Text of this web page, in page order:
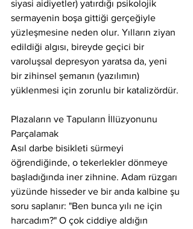
siyasi aidiyetler) yatırdığı psikolojik
sermayenin boşa gittiği gerçeğiyle
yüzleşmesine neden olur. Yılların ziyan
edildiği algısı, bireyde geçici bir
varoluşsal depresyon yaratsa da, yeni
bir zihinsel şemanın (yazılımın)
yüklenmesi için zorunlu bir katalizördür.
Plazaların ve Tapuların İllüzyonunu
Parçalamak
Asıl darbe bisikleti sürmeyi
öğrendiğinde, o tekerlekler dönmeye
başladığında iner zihnine. Adam rüzgarı
yüzünde hisseder ve bir anda kalbine şu
soru saplanır: "Ben bunca yılı ne için
harcadım?" O çok ciddiye aldığın